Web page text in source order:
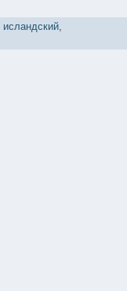
исландский,